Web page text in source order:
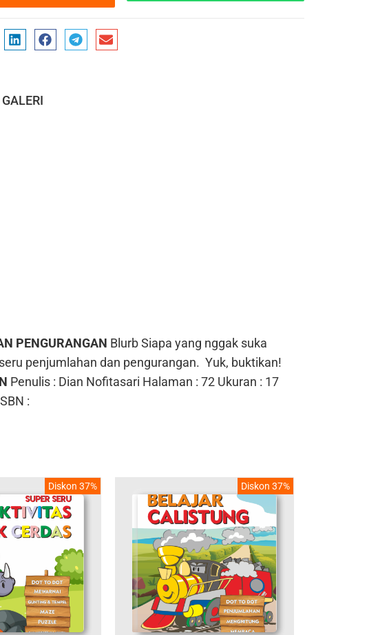
GALERI
PENGURANGAN BlurbSiapa yang nggak suka
penjumlahan dan pengurangan. Yuk, buktikan!
Penulis : Dian Nofitasari Halaman : 72 Ukuran : 17
:
Diskon 37% Diskon 37%